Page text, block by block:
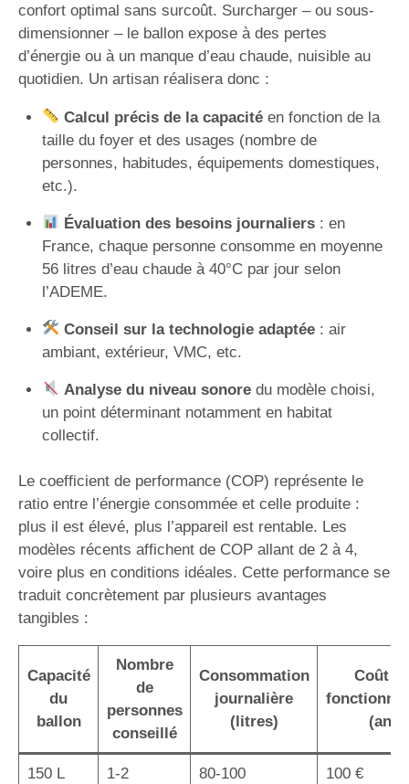
confort optimal sans surcoût. Surcharger – ou sous-
dimensionner – le ballon expose à des pertes
d’énergie ou à un manque d’eau chaude, nuisible au
quotidien. Un artisan réalisera donc :
Calcul précis de la capacitéen fonction de la
taille du foyer et des usages (nombre de
personnes, habitudes, équipements domestiques,
etc.).
Évaluation des besoins journaliers: en
France, chaque personne consomme en moyenne
56 litres d’eau chaude à 40°C par jour selon
l’ADEME.
Conseil sur la technologie adaptée: air
ambiant, extérieur, VMC, etc.
Analyse du niveau sonoredu modèle choisi,
un point déterminant notamment en habitat
collectif.
Le coefficient de performance (COP) représente le
ratio entre l’énergie consommée et celle produite :
plus il est élevé, plus l’appareil est rentable. Les
modèles récents affichent de COP allant de 2 à 4,
voire plus en conditions idéales. Cette performance se
traduit concrètement par plusieurs avantages
tangibles :
Capacité
du
ballon
Nombre
de
personnes
conseillé
Consommation
journalière
(litres)
Coût
(an)
150 L 1-2 80-100 100 €